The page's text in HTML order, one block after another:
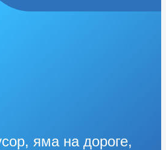
яма на дороге,